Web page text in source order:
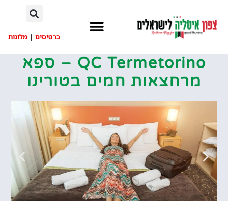
כרטיסים | מלונות
QC Termetorino – ספא
מרחצאות חמים בטורינו